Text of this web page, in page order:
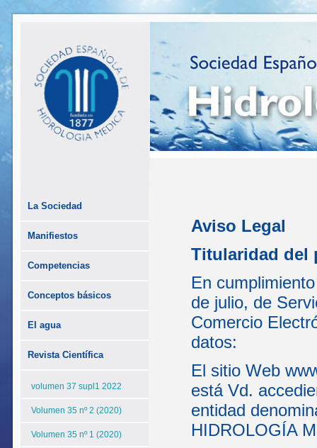
La Sociedad
Manifiestos
Competencias
Conceptos básicos
El agua
Revista Científica
volumen 37 supl1 2022
Volumen 35 nº 2 (2020)
Volumen 35 nº 1 (2020)
Aviso Legal
Titularidad del
En
de julio, de
Comercio
datos:
El sitio Web
está Vd.
entidad
HIDROLOGÍA